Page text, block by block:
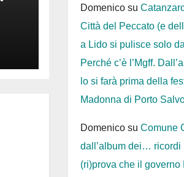
Domenicosu
Città del Peccato (e
a Lido si pulisce solo
Perché c’è l’Mgff.
lo si farà prima della
Madonna di Porto
Domenicosu Comune
dall’album dei… ricordi
(ri)prova che il governo